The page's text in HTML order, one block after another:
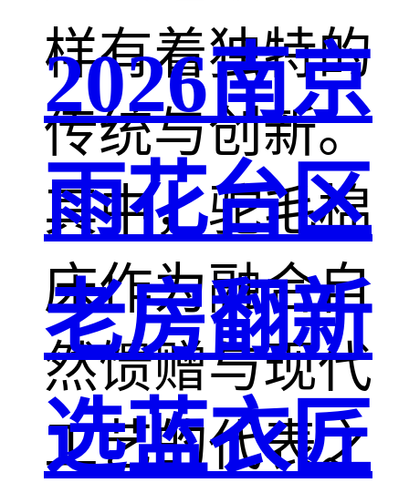
样有着独特的
传统与创新。
其中，驼毛棉
床作为融合自
然馈赠与现代
工艺的代表之
2026南京
雨花台区
老房翻新
选蓝衣匠